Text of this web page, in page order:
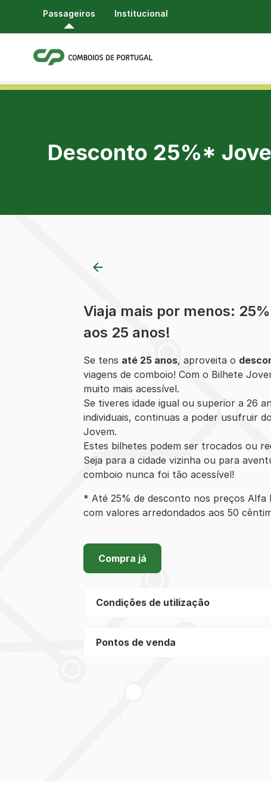
Institucional
Passageiros
Desconto 25%*
Viaja mais por menos:
aos 25 anos!
Se tens até 25 anos, aproveita o
viagens de comboio! Com o Bilhete
muito mais acessível.
Se tiveres idade igual ou superior a 26
individuais, continuas a poder usufruir
Jovem.
Estes bilhetes podem ser trocados ou
Seja para a cidade vizinha ou para
comboio nunca foi tão acessível!
* Até 25% de desconto nos preços Alfa
com valores arredondados aos 50
Compra já
Condições de utilização
Pontos de venda